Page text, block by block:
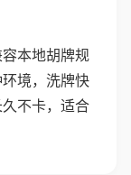
本地胡牌规
境，洗牌快
不卡，适合